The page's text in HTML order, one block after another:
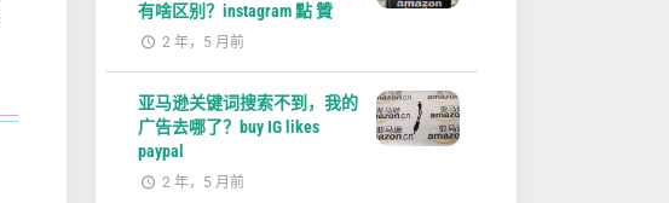
有啥区别？instagram 點 贊
2 年，5 月前
亚马逊关键词搜索不到，我的
广告去哪了？buy IG likes
paypal
2 年，5 月前